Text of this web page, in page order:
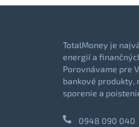
TotalMoney je
energií a
Porovnávame pre
bankové produkty,
sporenie a
0948 090 040